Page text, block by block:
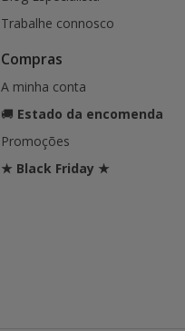
Trabalhe connosco
Compras
A minha conta
🚚 Estado da encomenda
Promoções
★ Black Friday ★